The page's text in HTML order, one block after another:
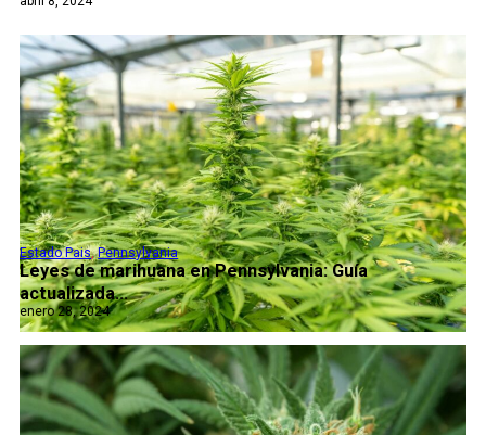
Leyes de marihuana en Pennsylvania: Guía
actualizada...
Estado Pais,Pennsylvania
enero 28, 2024